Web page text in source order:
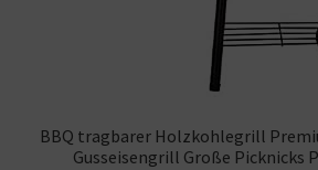
BBQ tragbarer Holzkohlegrill
Gusseisengrill Große Picknicks